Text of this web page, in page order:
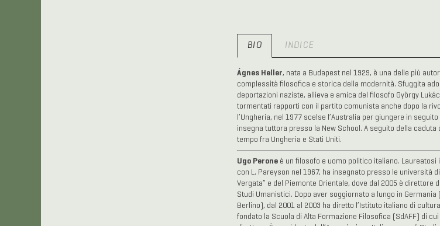
BIO INDICE
Ágnes Heller, nata a Budapest nel 1929, è una delle più
complessità filosofica e storica della modernità. Sfuggita
deportazioni naziste, allieva e amica del filosofo György
tormentati rapporti con il partito comunista anche dopo la
l’Ungheria, nel 1977 scelse l’Australia per giungere in seguito
insegna tuttora presso la New School. A seguito della caduta
tempo fra Ungheria e Stati Uniti.
Ugo Peroneè un filosofo e uomo politico italiano. Laureatosi
con L. Pareyson nel 1967, ha insegnato presso le università di
Vergata” e del Piemonte Orientale, dove dal 2005 è direttore
Studi Umanistici. Dopo aver soggiornato a lungo in Germania
Berlino), dal 2001 al 2003 ha diretto l’Istituto italiano di
fondato la Scuola di Alta Formazione Filosofica (SdAFF) di cui